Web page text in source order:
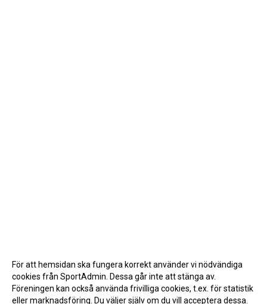
För att hemsidan ska fungera korrekt använder vi nödvändiga
cookies från SportAdmin. Dessa går inte att stänga av.
Föreningen kan också använda frivilliga cookies, t.ex. för statistik
eller marknadsföring. Du väljer själv om du vill acceptera dessa.